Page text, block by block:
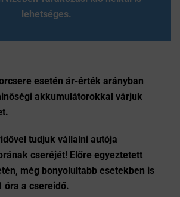
lehetséges.
esetén ár-érték arányban
akkumulátorokkal várjuk
tudjuk vállalni autója
cseréjét! Előre egyeztetett
még bonyolultabb esetekben is
óra a csereidő.